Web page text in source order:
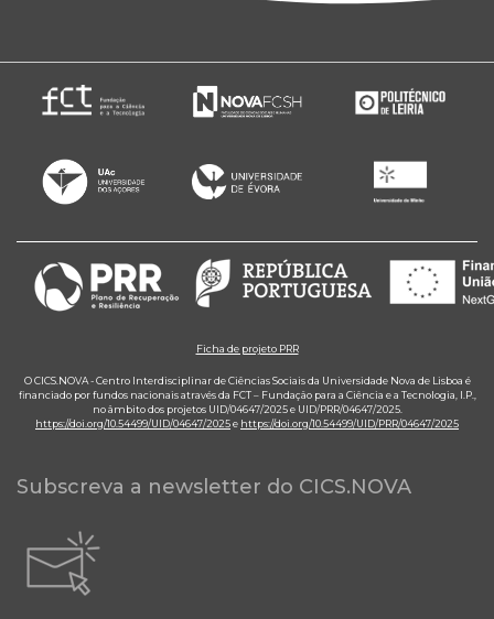
Ficha de projeto PRR
O CICS.NOVA - Centro Interdisciplinar de Ciências Sociais da Universidade Nova de Lisboa é
financiado por fundos nacionais através da FCT – Fundação para a Ciência e a Tecnologia, I.P.,
no âmbito dos projetos UID/04647/2025 e UID/PRR/04647/2025.
https://doi.org/10.54499/UID/04647/2025e https://doi.org/10.54499/UID/PRR/04647/2025
Subscreva a newsletter do CICS.NOVA